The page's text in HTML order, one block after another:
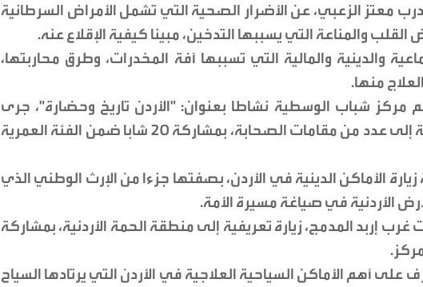
معتز الزعبي، عن الأضرار الصحية التي تشمل الأمراض السرطانية
والمناعة التي يسببها التدخين، مبينا كيفية الإقلاع عنه.
والدينية والمالية التي تسببها آفة المخدرات، وطرق محاربتها،
منها.
مركز شباب الوسطية نشاطا بعنوان: "الأردن تاريخ وحضارة"، جرى
خلاله تنظيم زيارة ميدانية إلى عدد من مقامات الصحابة، بمشاركة 20 شابا ضمن الفئة العمرية
الأماكن الدينية في الأردن، بصفتها جزءا من الإرث الوطني الذي
الأردنية في صياغة مسيرة الأمة.
إربد المدمج، زيارة تعريفية إلى منطقة الحمة الأردنية، بمشاركة
على أهم الأماكن السياحية العلاجية في الأردن التي يرتادها السياح